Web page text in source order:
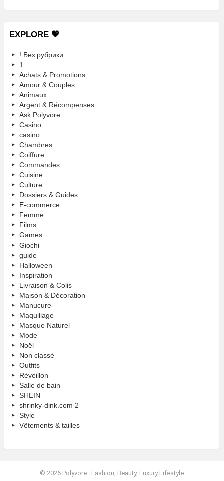
EXPLORE 💖
! Без рубрики
1
Achats & Promotions
Amour & Couples
Animaux
Argent & Récompenses
Ask Polyvore
Casino
casino
Chambres
Coiffure
Commandes
Cuisine
Culture
Dossiers & Guides
E-commerce
Femme
Films
Games
Giochi
guide
Halloween
Inspiration
Livraison & Colis
Maison & Décoration
Manucure
Maquillage
Masque Naturel
Mode
Noël
Non classé
Outfits
Réveillon
Salle de bain
SHEIN
shrinky-dink.com 2
Style
Vêtements & tailles
© 2026 Polyvore : Fashion, Beauty, Luxury Lifestyle